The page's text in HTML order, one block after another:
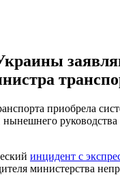
приобрела
инцидент с
министерства